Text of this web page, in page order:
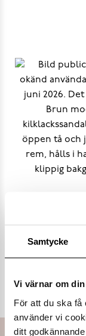
Samtycke
Vi värnar om
För att du ska få
använder vi
ditt